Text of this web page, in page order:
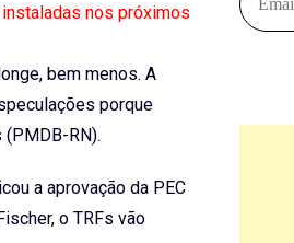
nos próximos
bem menos. A
porque
RN).
a aprovação da PEC
o TRFs vão